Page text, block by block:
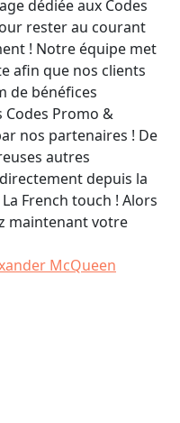
dédiée aux Codes
rester au courant
! Notre équipe met
afin que nos clients
de bénéfices
Promo &
nos partenaires ! De
autres
depuis la
French touch ! Alors
maintenant votre
McQueen